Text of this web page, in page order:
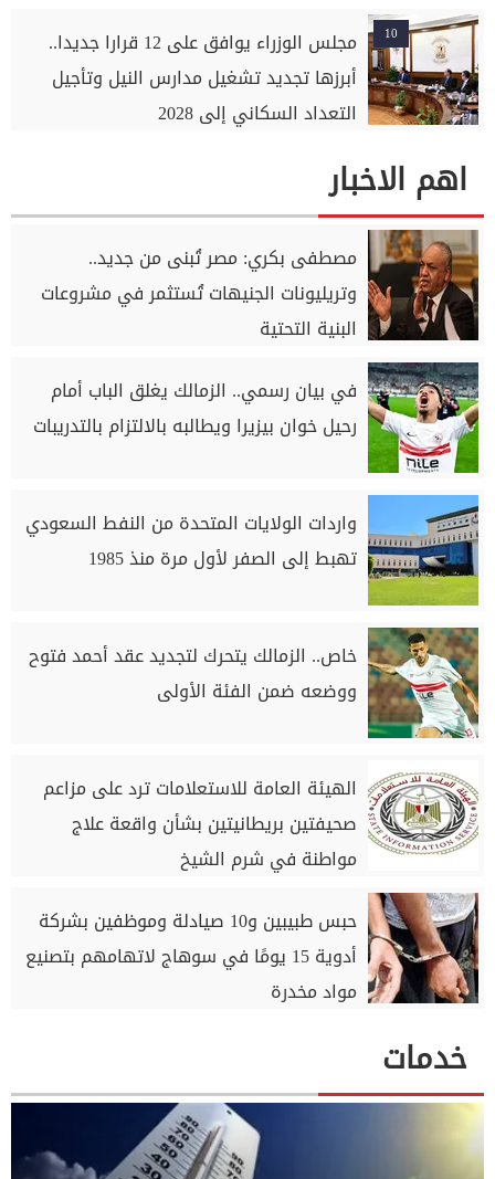
10
مجلس الوزراء يوافق على 12 قرارا جديدا..
أبرزها تجديد تشغيل مدارس النيل وتأجيل
التعداد السكاني إلى 2028
اهم الاخبار
مصطفى بكري: مصر تُبنى من جديد..
وتريليونات الجنيهات تُستثمر في مشروعات
البنية التحتية
في بيان رسمي.. الزمالك يغلق الباب أمام
رحيل خوان بيزيرا ويطالبه بالالتزام بالتدريبات
واردات الولايات المتحدة من النفط السعودي
تهبط إلى الصفر لأول مرة منذ 1985
خاص.. الزمالك يتحرك لتجديد عقد أحمد فتوح
ووضعه ضمن الفئة الأولى
الهيئة العامة للاستعلامات ترد على مزاعم
صحيفتين بريطانيتين بشأن واقعة علاج
مواطنة في شرم الشيخ
حبس طبيبين و10 صيادلة وموظفين بشركة
أدوية 15 يومًا في سوهاج لاتهامهم بتصنيع
مواد مخدرة
خدمات